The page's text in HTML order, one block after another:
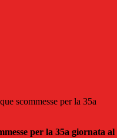
scommesse per la 35a
per la 35a giornata al